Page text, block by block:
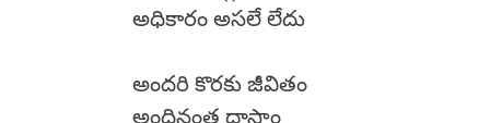
అధికారం అసలే లేదు
అందరి కొరకు జీవితం
అందినంత దాస్తాం